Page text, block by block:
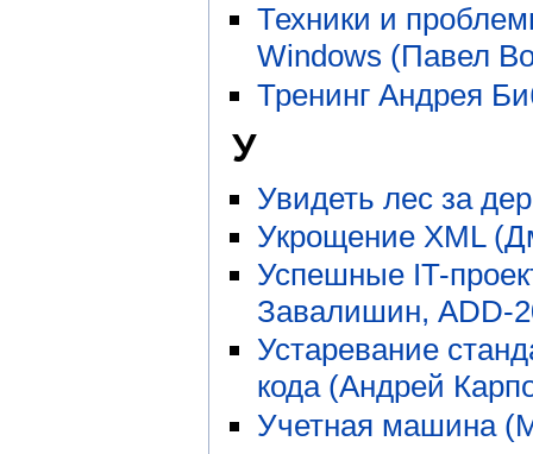
Техники и
Windows (Павел
Тренинг Андрея
У
Увидеть лес за
Укрощение XML
Успешные IT-
Завалишин, ADD-
Устаревание
кода (Андрей
Учетная машина